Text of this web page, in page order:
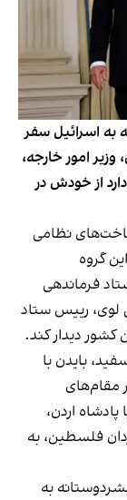
به اسرائیل سفر
امور خارجه،
از خودش در
نظامی
گروه
فرماندهی
لوی، رییس ستاد
کشور دیدار کند.
بایدن با
مقام‌های
اردن،
فلسطین، به
به